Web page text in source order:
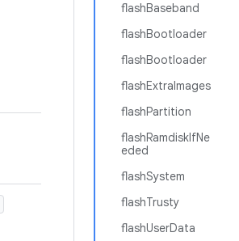
flashBaseband
flashBootloader
flashBootloader
flashExtraImages
flashPartition
flashRamdiskIfNe
eded
flashSystem
flashTrusty
flashUserData